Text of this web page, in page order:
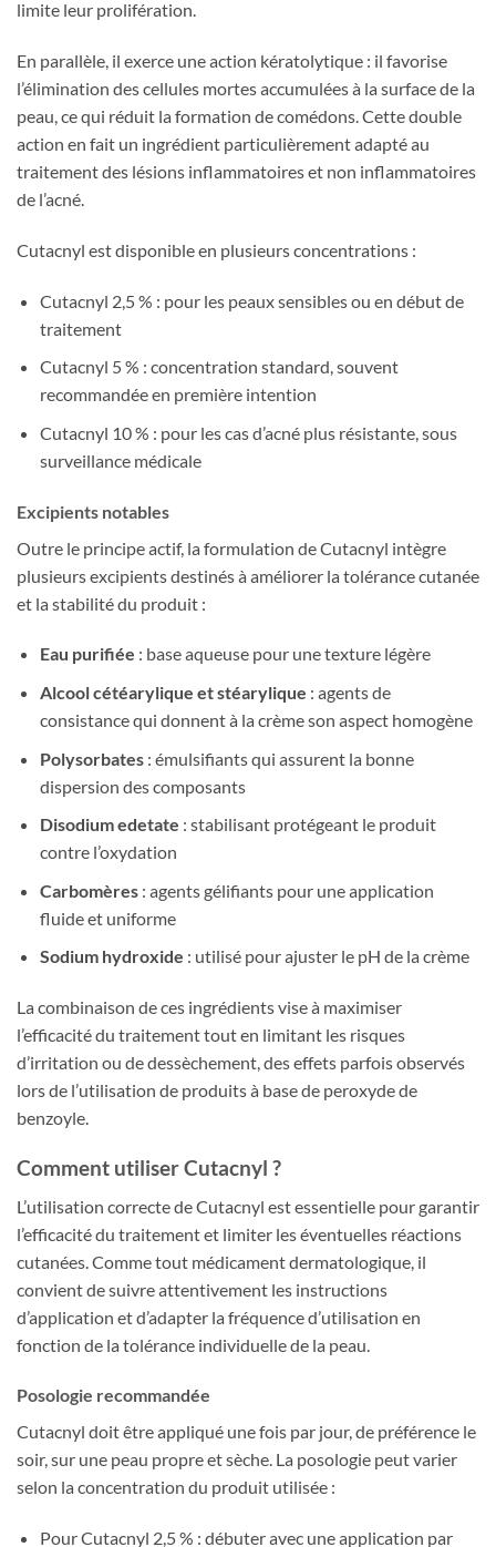
limite leur prolifération.
En parallèle, il exerce une action kératolytique : il favorise
l’élimination des cellules mortes accumulées à la surface de la
peau, ce qui réduit la formation de comédons. Cette double
action en fait un ingrédient particulièrement adapté au
traitement des lésions inflammatoires et non inflammatoires
de l’acné.
Cutacnyl est disponible en plusieurs concentrations :
Cutacnyl 2,5 % : pour les peaux sensibles ou en début de
traitement
Cutacnyl 5 % : concentration standard, souvent
recommandée en première intention
Cutacnyl 10 % : pour les cas d’acné plus résistante, sous
surveillance médicale
Excipients notables
Outre le principe actif, la formulation de Cutacnyl intègre
plusieurs excipients destinés à améliorer la tolérance cutanée
et la stabilité du produit :
Eau purifiée : base aqueuse pour une texture légère
Alcool cétéarylique et stéarylique : agents de
consistance qui donnent à la crème son aspect homogène
Polysorbates: émulsifiants qui assurent la bonne
dispersion des composants
Disodium edetate : stabilisant protégeant le produit
contre l’oxydation
Carbomères: agents gélifiants pour une application
fluide et uniforme
Sodium hydroxide : utilisé pour ajuster le pH de la crème
La combinaison de ces ingrédients vise à maximiser
l’efficacité du traitement tout en limitant les risques
d’irritation ou de dessèchement, des effets parfois observés
lors de l’utilisation de produits à base de peroxyde de
benzoyle.
Comment utiliser Cutacnyl ?
L’utilisation correcte de Cutacnyl est essentielle pour garantir
l’efficacité du traitement et limiter les éventuelles réactions
cutanées. Comme tout médicament dermatologique, il
convient de suivre attentivement les instructions
d’application et d’adapter la fréquence d’utilisation en
fonction de la tolérance individuelle de la peau.
Posologie recommandée
Cutacnyl doit être appliqué une fois par jour, de préférence le
soir, sur une peau propre et sèche. La posologie peut varier
selon la concentration du produit utilisée :
Pour Cutacnyl 2,5 % : débuter avec une application par